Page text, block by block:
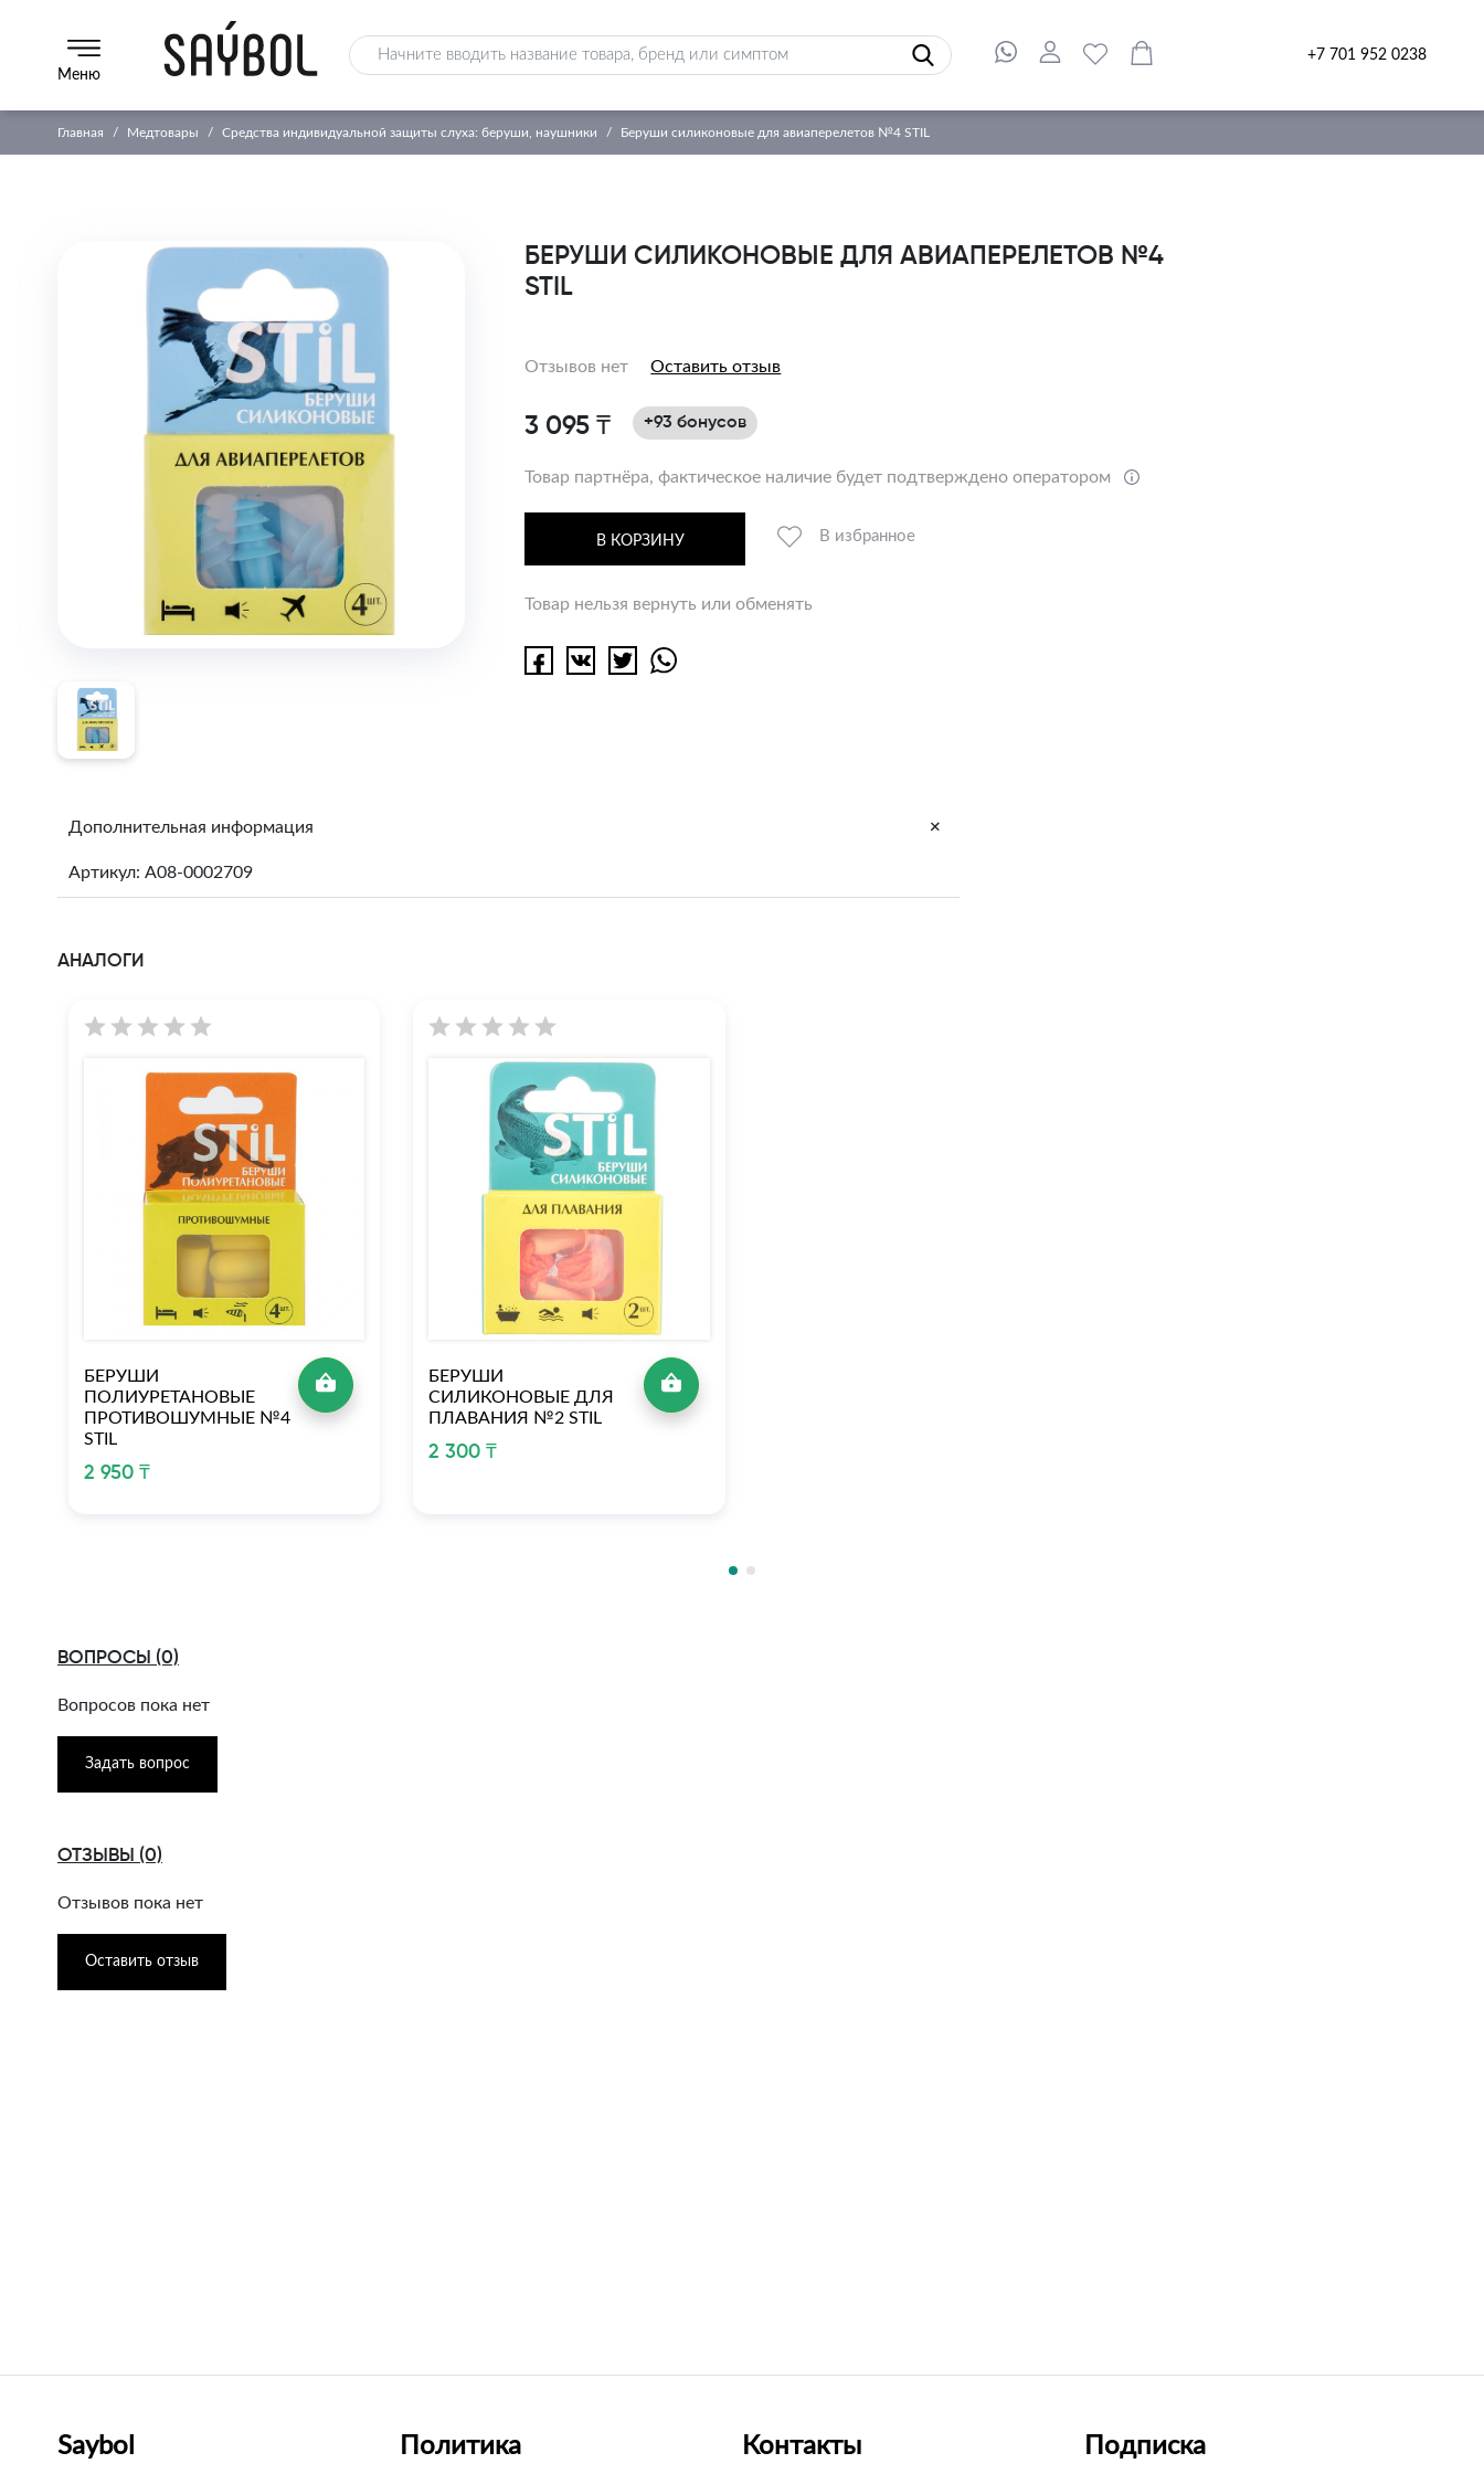
Меню
+7 701 952 0238
Главная Медтовары Средства индивидуальной защиты слуха: беруши, наушники Беруши силиконовые для авиаперелетов №4 STIL
БЕРУШИ СИЛИКОНОВЫЕ ДЛЯ АВИАПЕРЕЛЕТОВ №4
STIL
Отзывов нет Оставить отзыв
3 095 ₸ +93 бонусов
Товар партнёра, фактическое наличие будет подтверждено оператором
В КОРЗИНУ В избранное
Товар нельзя вернуть или обменять
Дополнительная информация +
Артикул: A08-0002709
АНАЛОГИ
БЕРУШИ
ПОЛИУРЕТАНОВЫЕ
ПРОТИВОШУМНЫЕ №4
STIL
2 950 ₸
БЕРУШИ
СИЛИКОНОВЫЕ ДЛЯ
ПЛАВАНИЯ №2 STIL
2 300 ₸
ВОПРОСЫ (0)
Вопросов пока нет
Задать вопрос
ОТЗЫВЫ (0)
Отзывов пока нет
Оставить отзыв
Saybol Политика Контакты Подписка